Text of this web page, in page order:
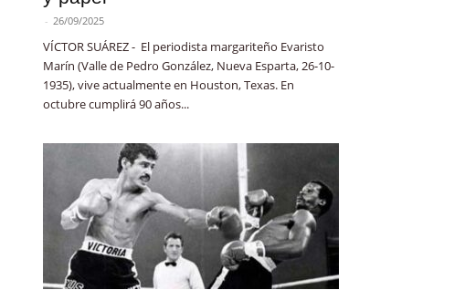
- 26/09/2025
VÍCTOR SUÁREZ - El periodista margariteño Evaristo
Marín (Valle de Pedro González, Nueva Esparta, 26-10-
1935), vive actualmente en Houston, Texas. En
octubre cumplirá 90 años...